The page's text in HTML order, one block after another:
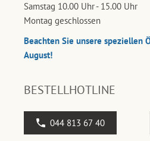
Samstag 10.00 Uhr - 15.00 Uhr
Montag geschlossen
Beachten Sie unsere speziellen
August!
BESTELLHOTLINE
044 813 67 40